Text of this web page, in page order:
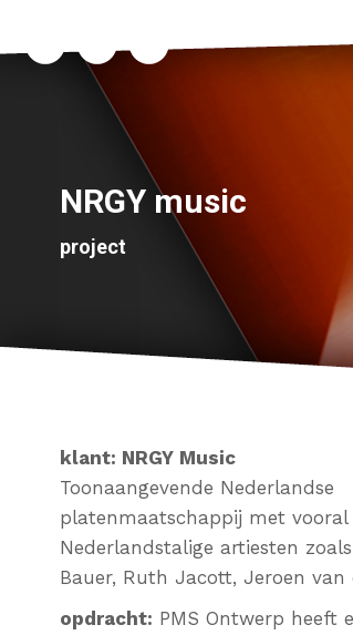
NRGY music
project
klant: NRGY Music
Toonaangevende Nederlandse
platenmaatschappij met vooral
Nederlandstalige artiesten
Bauer, Ruth Jacott, Jeroen van
opdracht: PMS Ontwerp heeft